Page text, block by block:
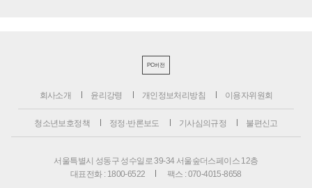
PC버전
회사소개 윤리강령 개인정보처리방침 이용자위원회
청소년보호정책 정정·반론보도 기사심의규정 불편신고
서울특별시 성동구 성수일로 39-34 서울숲더스페이스 12층
대표전화 : 1800-6522
팩스 : 070-4015-8658